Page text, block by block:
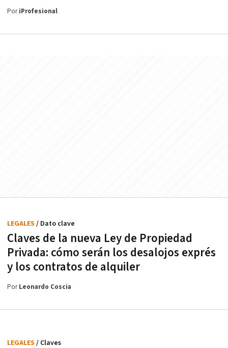
PoriProfesional
Claves de la nueva Ley de Propiedad
Privada: cómo serán los desalojos exprés
y los contratos de alquiler
LEGALES / Dato clave
PorLeonardo Coscia
LEGALES / Claves